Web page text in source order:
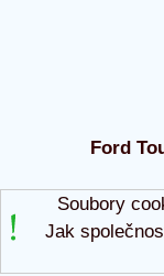
Ford
Soubory
Jak